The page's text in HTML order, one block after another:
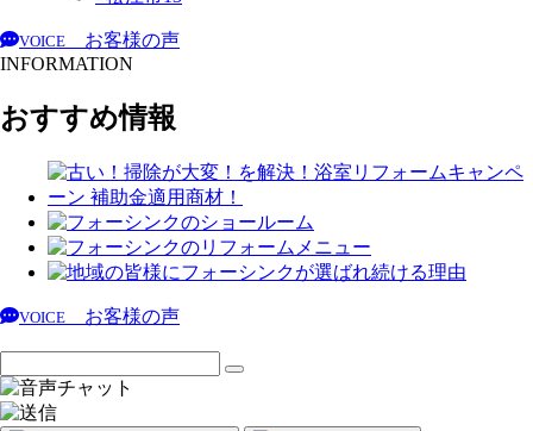
VOICE
お客様の声
INFORMATION
おすすめ情報
VOICE お客様の声